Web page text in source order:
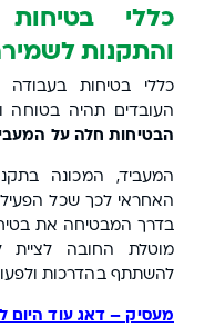
כללי
והתקנות
כללי בטיחות
העובדים תהיה בטוחה
הבטיחות חלה על
המעביד, המכונה
האחראי לכך שכל
בדרך המבטיחה את
מוטלת החובה לציית
להשתתף בהדרכות
מעסיק – דאג עוד היום